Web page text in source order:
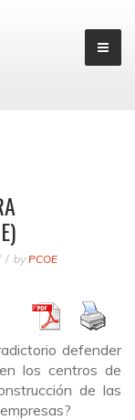
by PCOE
defender
los centros de
de las